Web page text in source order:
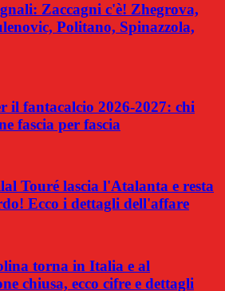
Zaccagni c'è! Zhegrova,
Politano, Spinazzola,
il fantacalcio 2026-2027: chi
fascia per fascia
Touré lascia l'Atalanta e resta
Ecco i dettagli dell'affare
torna in Italia e al
chiusa, ecco cifre e dettagli